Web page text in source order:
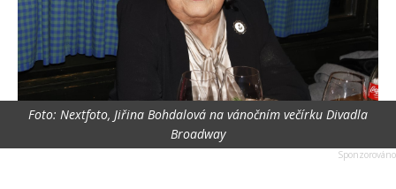
Foto: Nextfoto, Jiřina Bohdalová na vánočním večírku Divadla
Broadway